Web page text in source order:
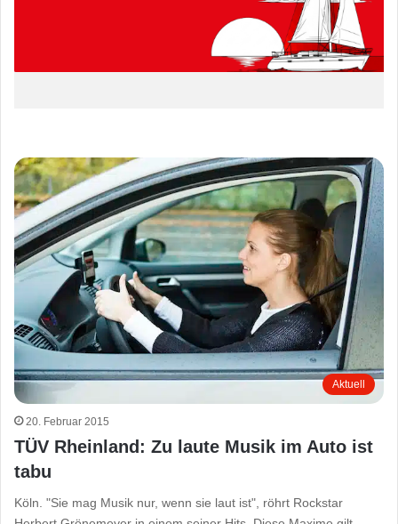
Aktuell
20. Februar 2015
TÜV Rheinland: Zu laute Musik im Auto ist
tabu
Köln. "Sie mag Musik nur, wenn sie laut ist", röhrt Rockstar